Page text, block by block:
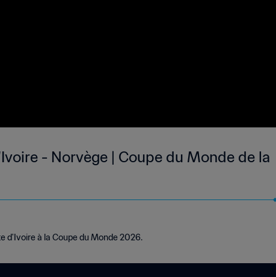
- Norvège | Coupe du Monde de la
d'Ivoire à la Coupe du Monde 2026.